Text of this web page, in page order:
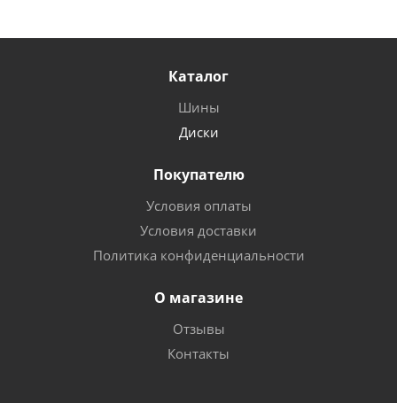
Каталог
Шины
Диски
Покупателю
Условия оплаты
Условия доставки
Политика конфиденциальности
О магазине
Отзывы
Контакты